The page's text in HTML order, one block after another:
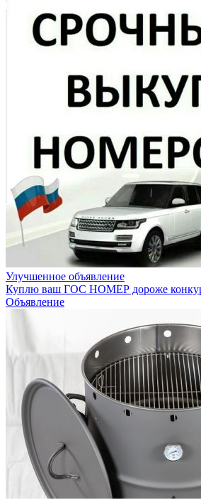
Улучшенное объявление
Куплю ваш ГОС НОМЕР дороже
Объявление